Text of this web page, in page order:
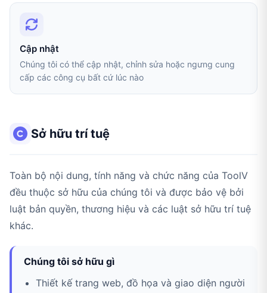
Cập nhật
Chúng tôi có thể cập nhật, chỉnh sửa hoặc ngưng cung
cấp các công cụ bất cứ lúc nào
Sở hữu trí tuệ
Toàn bộ nội dung, tính năng và chức năng của ToolV
đều thuộc sở hữu của chúng tôi và được bảo vệ bởi
luật bản quyền, thương hiệu và các luật sở hữu trí tuệ
khác.
Chúng tôi sở hữu gì
Thiết kế trang web, đồ họa và giao diện người